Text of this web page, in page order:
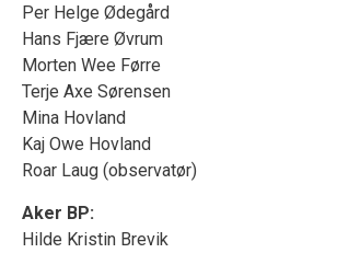
Per Helge Ødegård
Hans Fjære Øvrum
Morten Wee Førre
Terje Axe Sørensen
Mina Hovland
Kaj Owe Hovland
Roar Laug (observatør)
Aker BP:
Hilde Kristin Brevik